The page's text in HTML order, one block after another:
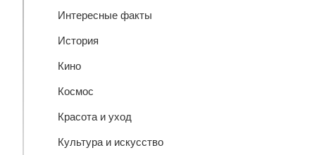
Интересные факты
История
Кино
Космос
Красота и уход
Культура и искусство